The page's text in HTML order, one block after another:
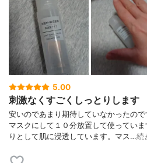
5.00
刺激なくすごくしっとりします
安いのであまり期待していなかったの
マスクにして１０分放置して使ってい
りとして肌に浸透しています。マス…続